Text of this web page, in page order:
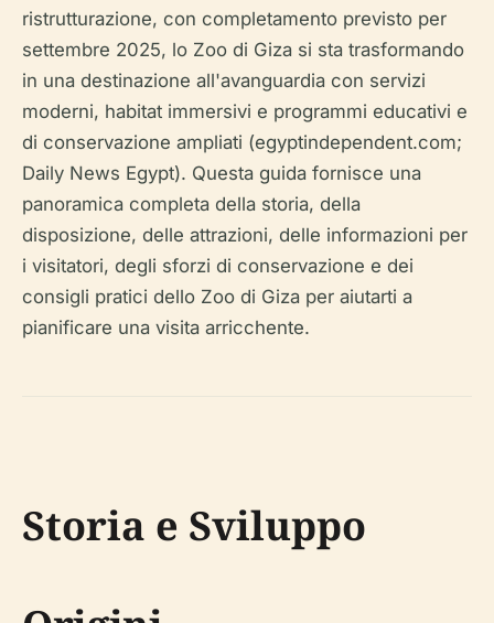
ristrutturazione, con completamento previsto per
settembre 2025, lo Zoo di Giza si sta trasformando
in una destinazione all'avanguardia con servizi
moderni, habitat immersivi e programmi educativi e
di conservazione ampliati (egyptindependent.com;
Daily News Egypt). Questa guida fornisce una
panoramica completa della storia, della
disposizione, delle attrazioni, delle informazioni per
i visitatori, degli sforzi di conservazione e dei
consigli pratici dello Zoo di Giza per aiutarti a
pianificare una visita arricchente.
Storia e Sviluppo